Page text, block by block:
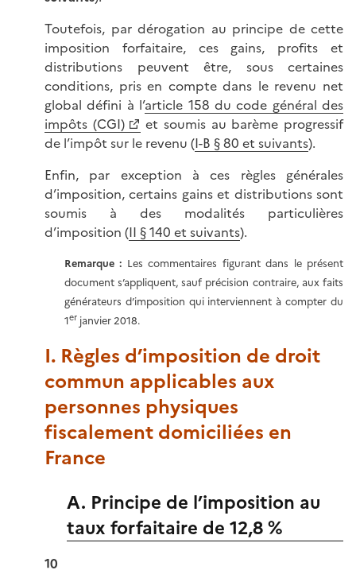
Toutefois, par dérogation au principe de cette
imposition forfaitaire, ces gains, profits et
distributions peuvent être, sous certaines
conditions, pris en compte dans le revenu net
global défini à l’article 158 du code général des
impôts (CGI)
et soumis au barème progressif
de l’impôt sur le revenu (I-B § 80 et suivants).
Enfin, par exception à ces règles générales
d’imposition, certains gains et distributions sont
soumis à des modalités particulières
d’imposition (II § 140 et suivants).
Remarque : Les commentaires figurant dans le présent
document s’appliquent, sauf précision contraire, aux faits
générateurs d’imposition qui interviennent à compter du
1erjanvier 2018.
I. Règles d’imposition de droit
commun applicables aux
personnes physiques
fiscalement domiciliées en
France
A. Principe de l’imposition au
taux forfaitaire de 12,8 %
10